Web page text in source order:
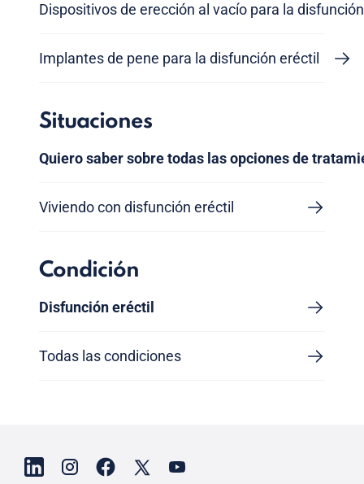
Dispositivos de erección al vacío para la
Implantes de pene para la disfunción eréctil
Situaciones
Quiero saber sobre todas las opciones de
Viviendo con disfunción eréctil
Condición
Disfunción eréctil
Todas las condiciones